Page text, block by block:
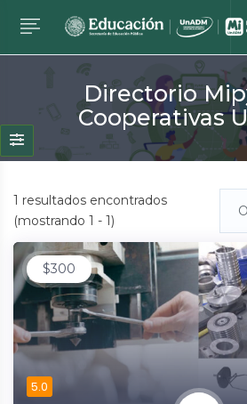
Directorio
Cooperativas
1 resultados encontrados
(mostrando 1 - 1)
$300
5.0